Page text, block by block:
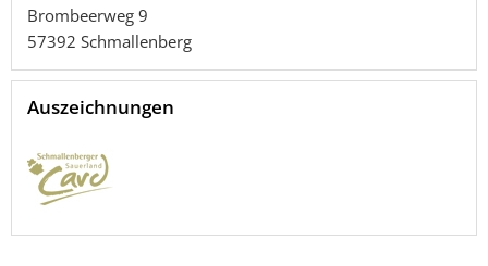
Brombeerweg 9
57392 Schmallenberg
Auszeichnungen